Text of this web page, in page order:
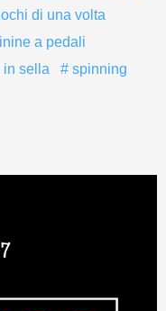
di una volta
a pedali
in sella
spinning